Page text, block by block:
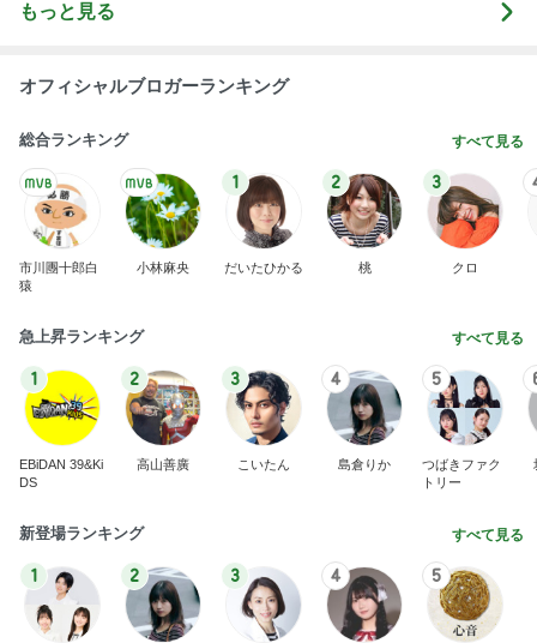
もっと見る
オフィシャルブロガーランキング
総合ランキング すべて見る
市川團十郎白
猿
小林麻央
1
だいたひかる
2
桃
3
クロ
急上昇ランキング すべて見る
1
EBiDAN 39&Ki
DS
2
高山善廣
3
こいたん
4
島倉りか
5
つばきファク
トリー
新登場ランキング すべて見る
1 2 3 4 5